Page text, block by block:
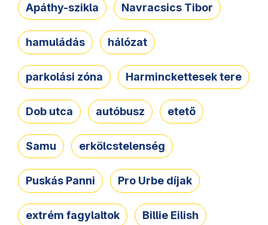
Apáthy-szikla Navracsics Tibor
hamuládás hálózat
parkolási zóna Harminckettesek tere
Dob utca autóbusz etető
Samu erkölcstelenség
Puskás Panni Pro Urbe díjak
extrém fagylaltok Billie Eilish